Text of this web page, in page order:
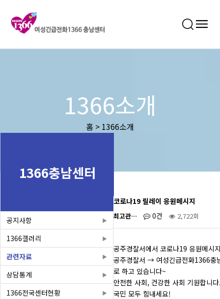
1366소개
홈 > 1366소개
1366충남센터
공지사항
1366갤러리
관련자료
상담통계
1366전국센터현황
코로나19 릴레이 응원메시지
최고관… 0건 2,722회
공주경찰서에서 코로나19 응원메시
공주경찰서 → 여성긴급전화1366
로 하고 있습니다~
안전한 사회, 건강한 사회 기원합니
국민 모두 힘내세요!